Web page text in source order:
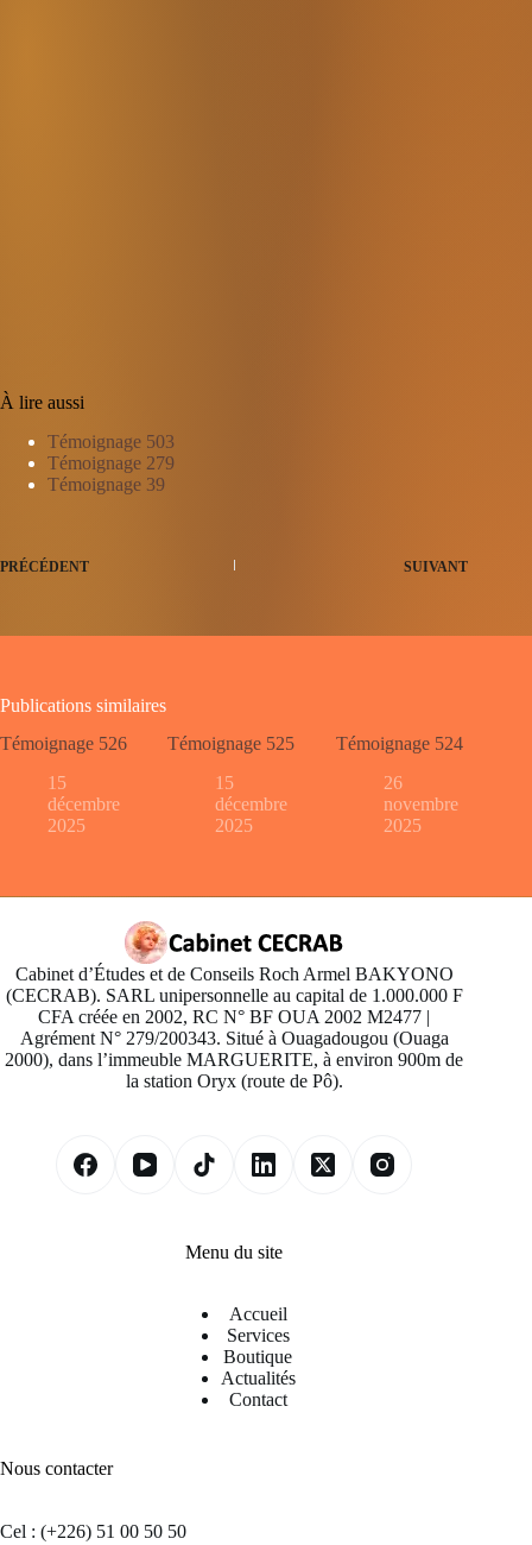
À lire aussi
Témoignage 503
Témoignage 279
Témoignage 39
PRÉCÉDENT SUIVANT
Publications similaires
Témoignage 526
15
décembre
2025
Témoignage 525
15
décembre
2025
Témoignage 524
26
novembre
2025
Cabinet d’Études et de Conseils Roch Armel BAKYONO
(CECRAB). SARL unipersonnelle au capital de 1.000.000 F
CFA créée en 2002, RC N° BF OUA 2002 M2477 |
Agrément N° 279/200343. Situé à Ouagadougou (Ouaga
2000), dans l’immeuble MARGUERITE, à environ 900m de
la station Oryx (route de Pô).
Menu du site
Accueil
Services
Boutique
Actualités
Contact
Nous contacter
Cel : (+226) 51 00 50 50